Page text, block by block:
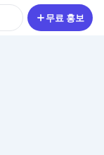
무료 홍보